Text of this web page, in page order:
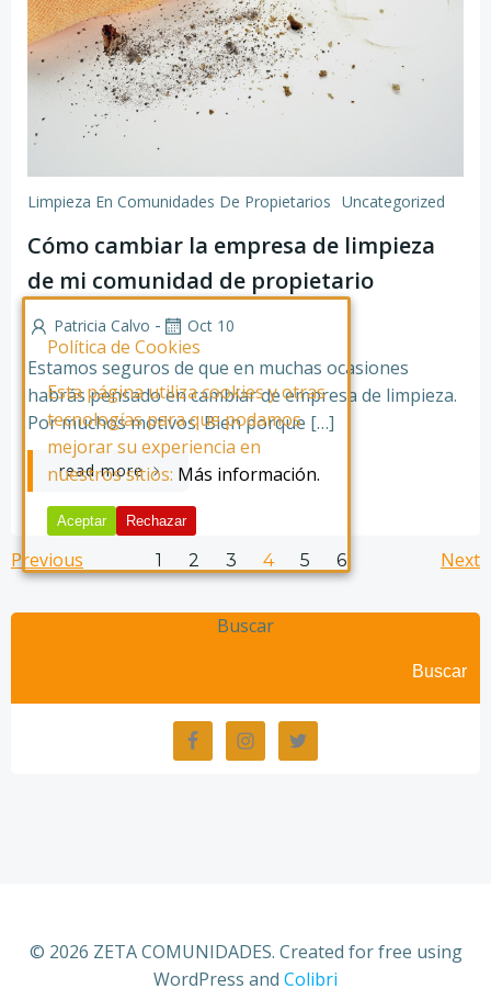
Limpieza En Comunidades De Propietarios Uncategorized
Cómo cambiar la empresa de limpieza
de mi comunidad de propietario
Patricia Calvo - Oct 10
Estamos seguros de que en muchas ocasiones
habrás pensado en cambiar de empresa de limpieza.
Por muchos motivos. Bien porque […]
read more
Posts
navigation
Previous Posts
navigation
Page
1 Page
2 Page
3 Page
4 Page
5 Page
6 Next
Buscar
Buscar
© 2026 ZETA COMUNIDADES. Created for free using
WordPress and Colibri
Política de Cookies
Esta página utiliza cookies y otras
tecnologías para que podamos
mejorar su experiencia en
nuestros sitios: Más información.
Aceptar Rechazar